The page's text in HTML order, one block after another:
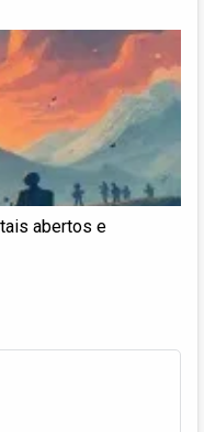
abertos e